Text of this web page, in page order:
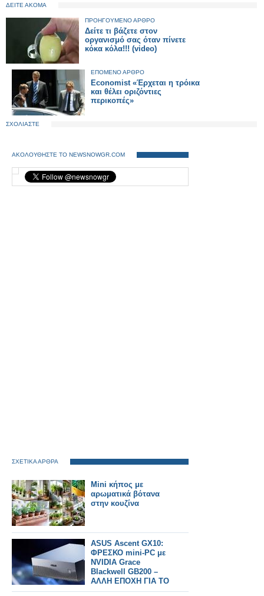
ΔΕΙΤΕ ΑΚΟΜΑ
ΠΡΟΗΓΟΥΜΕΝΟ ΑΡΘΡΟ
Δείτε τι βάζετε στον
οργανισμό σας όταν πίνετε
κόκα κόλα!!! (video)
ΕΠΟΜΕΝΟ ΑΡΘΡΟ
Economist «Έρχεται η τρόικα
και θέλει οριζόντιες
περικοπές»
ΣΧΟΛΙΑΣΤΕ
ΑΚΟΛΟΥΘΗΣΤΕ ΤΟ NEWSNOWGR.COM
ΣΧΕΤΙΚΑ ΑΡΘΡΑ
Mini κήπος με
αρωματικά βότανα
στην κουζίνα
ASUS Ascent GX10:
ΦΡΕΣΚΟ mini-PC με
NVIDIA Grace
Blackwell GB200 –
ΑΛΛΗ ΕΠΟΧΗ ΓΙΑ ΤΟ
AI desktop